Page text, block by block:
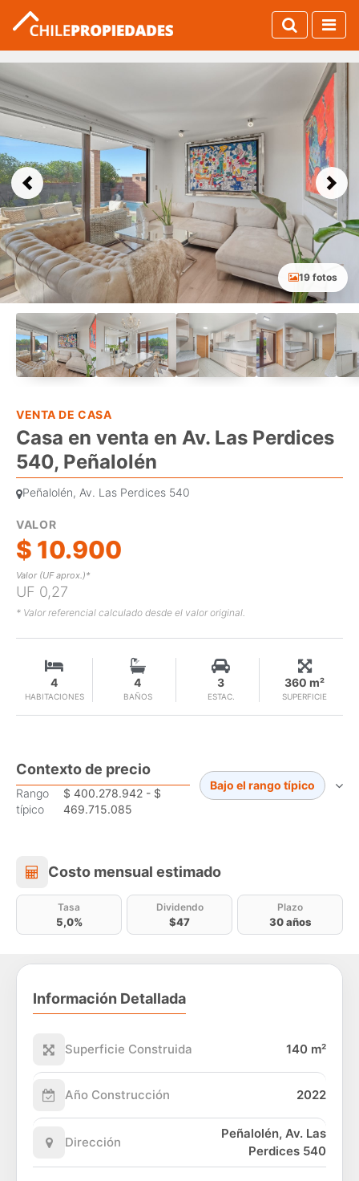
Previous Next
19 fotos
VENTA DE CASA
Casa en venta en Av. Las Perdices
540, Peñalolén
Peñalolén, Av. Las Perdices 540
VALOR
$ 10.900
Valor (UF aprox.)*
UF 0,27
* Valor referencial calculado desde el valor original.
HABITACIONES
4
BAÑOS
4
ESTAC.
3
SUPERFICIE
360 m²
Contexto de precio
Rango
típico
$ 400.278.942 - $
469.715.085
Bajo el rango típico
Costo mensual estimado
Costo mensual estimado
Tasa
5,0%
Dividendo
$47
Plazo
30 años
Información Detallada
Superficie Construida 140 m²
Año Construcción 2022
Dirección
Peñalolén, Av. Las
Perdices 540